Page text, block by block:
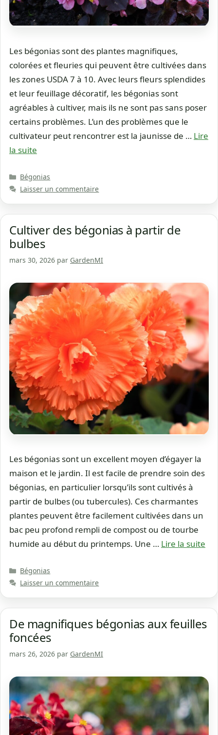
Les bégonias sont des plantes magnifiques,
colorées et fleuries qui peuvent être cultivées dans
les zones USDA 7 à 10. Avec leurs fleurs splendides
et leur feuillage décoratif, les bégonias sont
agréables à cultiver, mais ils ne sont pas sans poser
certains problèmes. L’un des problèmes que le
cultivateur peut rencontrer est la jaunisse de … Lire
la suite
Catégories
Bégonias
Laisser un commentaire
Cultiver des bégonias à partir de
bulbes
mars 30, 2026 par GardenMI
Les bégonias sont un excellent moyen d’égayer la
maison et le jardin. Il est facile de prendre soin des
bégonias, en particulier lorsqu’ils sont cultivés à
partir de bulbes (ou tubercules). Ces charmantes
plantes peuvent être facilement cultivées dans un
bac peu profond rempli de compost ou de tourbe
humide au début du printemps. Une … Lire la suite
Catégories
Bégonias
Laisser un commentaire
De magnifiques bégonias aux feuilles
foncées
mars 26, 2026 par GardenMI